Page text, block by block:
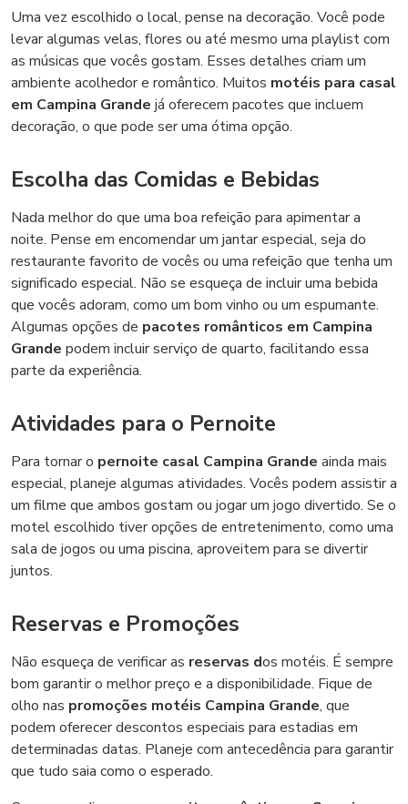
Uma vez escolhido o local, pense na decoração. Você pode
levar algumas velas, flores ou até mesmo uma playlist com
as músicas que vocês gostam. Esses detalhes criam um
ambiente acolhedor e romântico. Muitos motéis para casal
em Campina Grande já oferecem pacotes que incluem
decoração, o que pode ser uma ótima opção.
Escolha das Comidas e Bebidas
Nada melhor do que uma boa refeição para apimentar a
noite. Pense em encomendar um jantar especial, seja do
restaurante favorito de vocês ou uma refeição que tenha um
significado especial. Não se esqueça de incluir uma bebida
que vocês adoram, como um bom vinho ou um espumante.
Algumas opções de pacotes românticos em Campina
Grande podem incluir serviço de quarto, facilitando essa
parte da experiência.
Atividades para o Pernoite
Para tornar o pernoite casal Campina Grande ainda mais
especial, planeje algumas atividades. Vocês podem assistir a
um filme que ambos gostam ou jogar um jogo divertido. Se o
motel escolhido tiver opções de entretenimento, como uma
sala de jogos ou uma piscina, aproveitem para se divertir
juntos.
Reservas e Promoções
Não esqueça de verificar as reservas dos motéis. É sempre
bom garantir o melhor preço e a disponibilidade. Fique de
olho nas promoções motéis Campina Grande, que
podem oferecer descontos especiais para estadias em
determinadas datas. Planeje com antecedência para garantir
que tudo saia como o esperado.